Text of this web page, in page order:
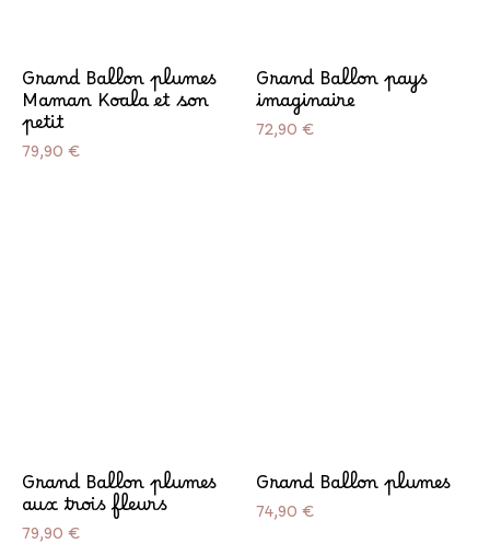
Grand Ballon plumes
Maman Koala et son
petit
Prix
79,90 €
Grand Ballon pays
imaginaire
Prix
72,90 €
Grand Ballon plumes
aux trois fleurs
Prix
79,90 €
Grand Ballon plumes
Prix
74,90 €